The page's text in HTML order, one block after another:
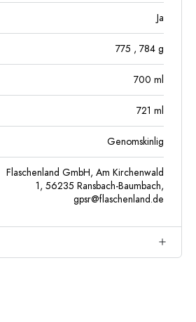
Ja
775 , 784 g
700 ml
721 ml
Genomskinlig
Flaschenland GmbH, Am Kirchenwald
1, 56235 Ransbach-Baumbach,
gpsr@flaschenland.de